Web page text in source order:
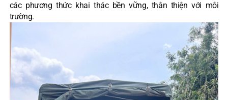
các phương thức khai thác bền vững, thân thiện với môi
trường.